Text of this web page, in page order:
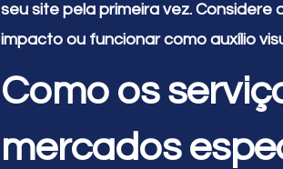
seu site pela primeira vez.
impacto ou funcionar como auxílio
Como os
mercados